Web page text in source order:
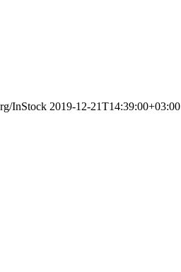
InStock 2019-12-21T14:39:00+03:00